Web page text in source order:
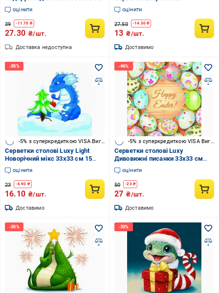
18 шт.
оцінити
39 -11.70 ₴
27.30 ₴/шт.
Доставка недоступна
асортименті 33х33 см 10 шт.
оцінити
27.50 -14.50 ₴
13 ₴/шт.
Доставимо
-5% з суперкредиткою VISA Вигода
Серветки столові Luxy Light
Новорічний мікс 33х33 см 15
шт.
оцінити
23 -6.90 ₴
16.10 ₴/шт.
Доставимо
Серветки столові Luxy
Дивовижні писанки 33х33 см
різнокольоровий 18 шт.
оцінити
50 -23₴
27 ₴/шт.
Доставимо